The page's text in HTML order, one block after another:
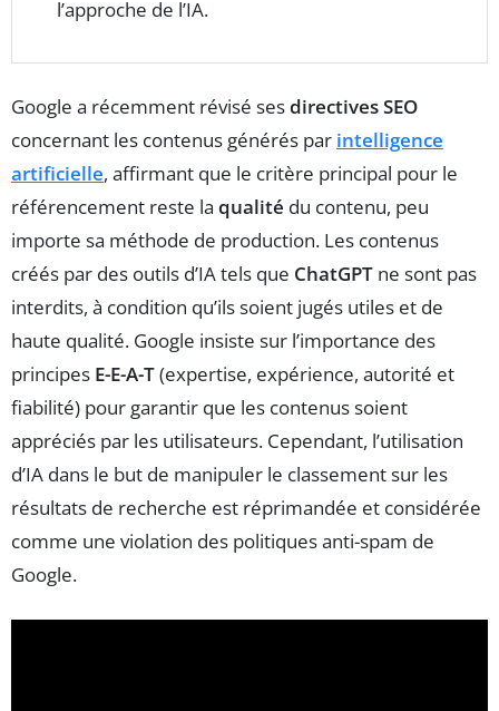
l’approche de l’IA.
Google a récemment révisé sesdirectives SEO
concernant les contenus générés par intelligence
artificielle, affirmant que le critère principal pour le
référencement reste la qualité du contenu, peu
importe sa méthode de production. Les contenus
créés par des outils d’IA tels que ChatGPT ne sont pas
interdits, à condition qu’ils soient jugés utiles et de
haute qualité. Google insiste sur l’importance des
principes E-E-A-T(expertise, expérience, autorité et
fiabilité) pour garantir que les contenus soient
appréciés par les utilisateurs. Cependant, l’utilisation
d’IA dans le but de manipuler le classement sur les
résultats de recherche est réprimandée et considérée
comme une violation des politiques anti-spam de
Google.